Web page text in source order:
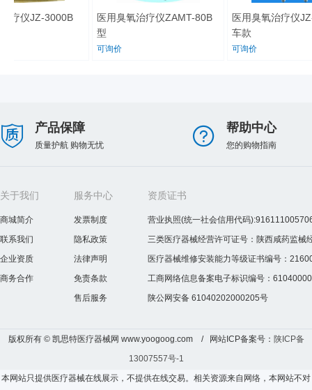
疗仪JZ-3000B
医用臭氧治疗仪ZAMT-80B
型
可询价
医用臭氧治疗仪
车款
可询价
产品保障
质量护航 购物无忧
帮助中心
您的购物指南
关于我们
商城简介
联系我们
企业资质
商务合作
服务中心
发票制度
隐私政策
法律声明
免责条款
售后服务
资质证书
营业执照(统一社会信用代码
三类医疗器械经营许可证号：陕西咸药监械
医疗器械维修安装能力等级证书编号：
工商网络信息备案电子标识编号：
陕公网安备 61040202000205号
版权所有 © 凯思特医疗器械网 www.yoogoog.com / 网站ICP备案号： 陕ICP备
13007557号-1
本网站只提供医疗器械在线展示，不提供在线交易。相关资源来自网络，本网站不对